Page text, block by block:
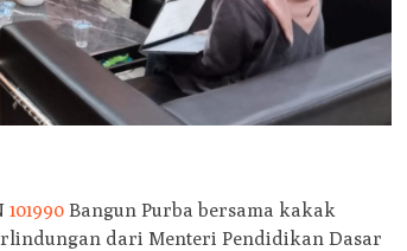
101990 Bangun Purba bersama kakak
dari Menteri Pendidikan Dasar